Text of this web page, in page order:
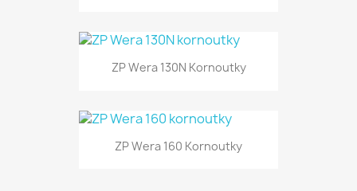
ZP Wera 130N Kornoutky
ZP Wera 160 Kornoutky